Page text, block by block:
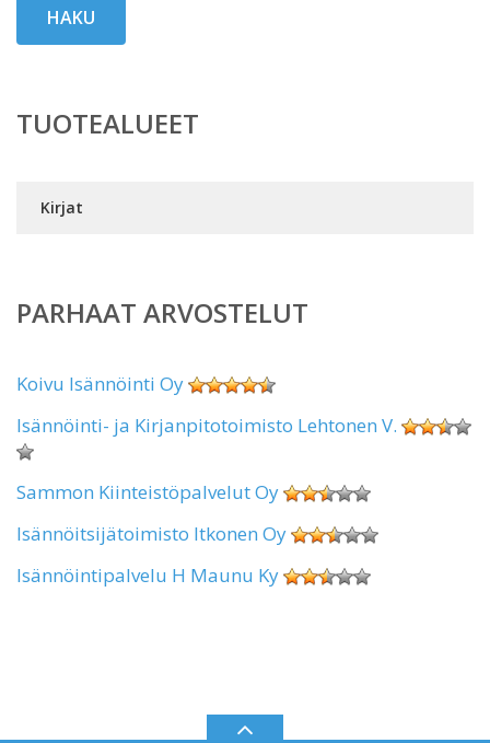
HAKU
TUOTEALUEET
Kirjat
PARHAAT ARVOSTELUT
Koivu Isännöinti Oy
Isännöinti- ja Kirjanpitotoimisto Lehtonen V.
Sammon Kiinteistöpalvelut Oy
Isännöitsijätoimisto Itkonen Oy
Isännöintipalvelu H Maunu Ky